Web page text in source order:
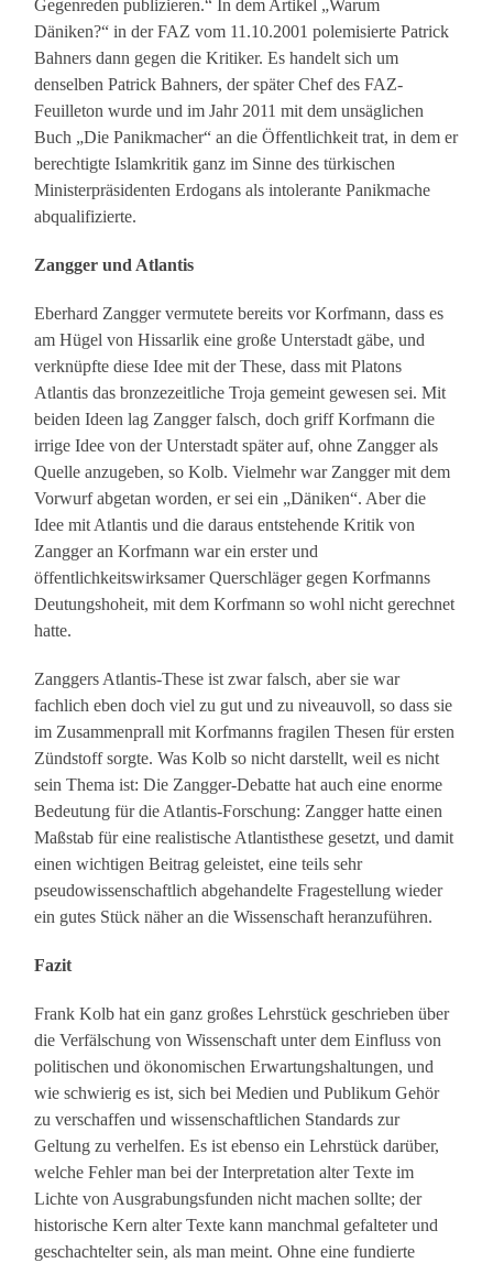
Gegenreden publizieren.“ In dem Artikel „Warum
Däniken?“ in der FAZ vom 11.10.2001 polemisierte Patrick
Bahners dann gegen die Kritiker. Es handelt sich um
denselben Patrick Bahners, der später Chef des FAZ-
Feuilleton wurde und im Jahr 2011 mit dem unsäglichen
Buch „Die Panikmacher“ an die Öffentlichkeit trat, in dem er
berechtigte Islamkritik ganz im Sinne des türkischen
Ministerpräsidenten Erdogans als intolerante Panikmache
abqualifizierte.
Zangger und Atlantis
Eberhard Zangger vermutete bereits vor Korfmann, dass es
am Hügel von Hissarlik eine große Unterstadt gäbe, und
verknüpfte diese Idee mit der These, dass mit Platons
Atlantis das bronzezeitliche Troja gemeint gewesen sei. Mit
beiden Ideen lag Zangger falsch, doch griff Korfmann die
irrige Idee von der Unterstadt später auf, ohne Zangger als
Quelle anzugeben, so Kolb. Vielmehr war Zangger mit dem
Vorwurf abgetan worden, er sei ein „Däniken“. Aber die
Idee mit Atlantis und die daraus entstehende Kritik von
Zangger an Korfmann war ein erster und
öffentlichkeitswirksamer Querschläger gegen Korfmanns
Deutungshoheit, mit dem Korfmann so wohl nicht gerechnet
hatte.
Zanggers Atlantis-These ist zwar falsch, aber sie war
fachlich eben doch viel zu gut und zu niveauvoll, so dass sie
im Zusammenprall mit Korfmanns fragilen Thesen für ersten
Zündstoff sorgte. Was Kolb so nicht darstellt, weil es nicht
sein Thema ist: Die Zangger-Debatte hat auch eine enorme
Bedeutung für die Atlantis-Forschung: Zangger hatte einen
Maßstab für eine realistische Atlantisthese gesetzt, und damit
einen wichtigen Beitrag geleistet, eine teils sehr
pseudowissenschaftlich abgehandelte Fragestellung wieder
ein gutes Stück näher an die Wissenschaft heranzuführen.
Fazit
Frank Kolb hat ein ganz großes Lehrstück geschrieben über
die Verfälschung von Wissenschaft unter dem Einfluss von
politischen und ökonomischen Erwartungshaltungen, und
wie schwierig es ist, sich bei Medien und Publikum Gehör
zu verschaffen und wissenschaftlichen Standards zur
Geltung zu verhelfen. Es ist ebenso ein Lehrstück darüber,
welche Fehler man bei der Interpretation alter Texte im
Lichte von Ausgrabungsfunden nicht machen sollte; der
historische Kern alter Texte kann manchmal gefalteter und
geschachtelter sein, als man meint. Ohne eine fundierte